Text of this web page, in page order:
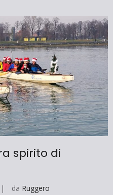
spirito di
da Ruggero